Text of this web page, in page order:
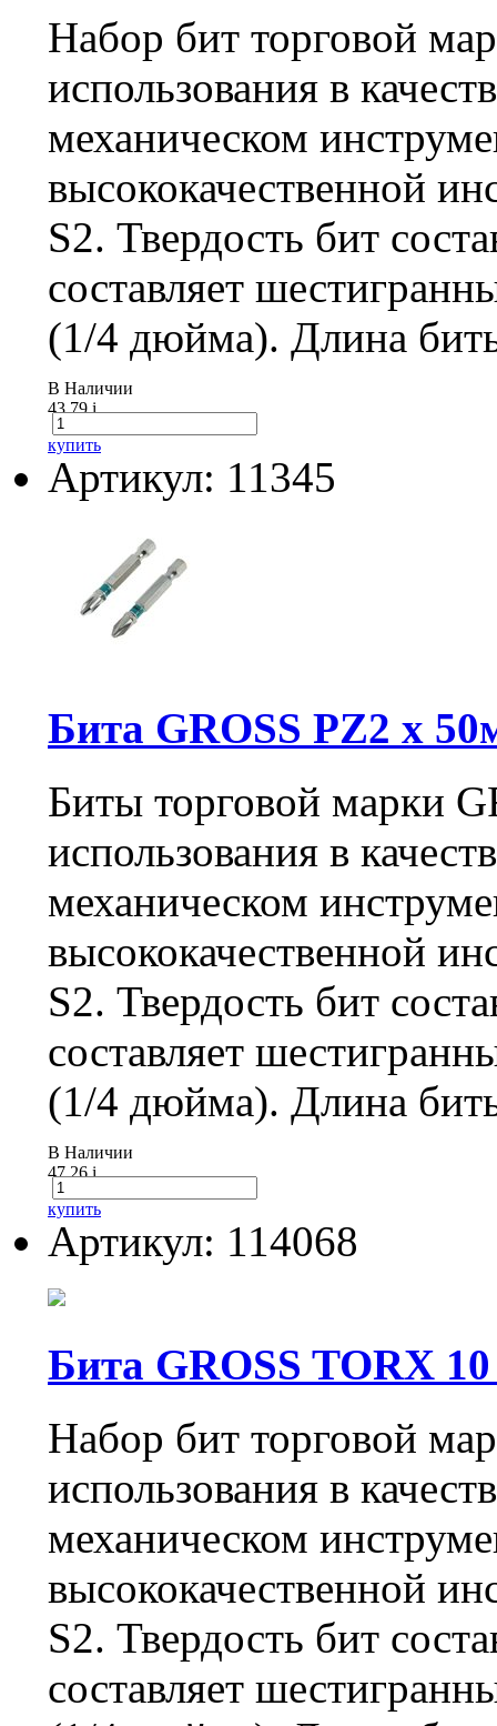
Набор бит торговой
использования в
механическом
высококачественной
S2. Твердость бит
составляет
(1/4 дюйма). Длина
В Наличии
43.79i
купить
Артикул: 11345
Бита GROSS РZ2 х
Биты торговой марки
использования в
механическом
высококачественной
S2. Твердость бит
составляет
(1/4 дюйма). Длина
В Наличии
47.26i
купить
Артикул: 114068
Бита GROSS TORX
Набор бит торговой
использования в
механическом
высококачественной
S2. Твердость бит
составляет